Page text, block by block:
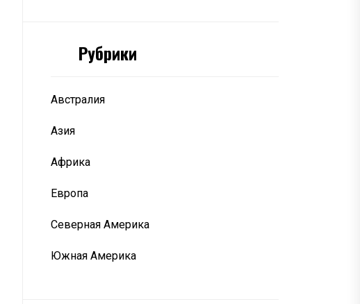
Рубрики
Австралия
Азия
Африка
Европа
Северная Америка
Южная Америка